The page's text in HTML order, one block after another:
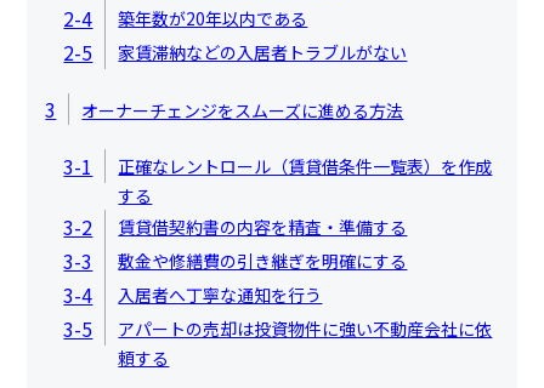
2-4 築年数が20年以内である
2-5 家賃滞納などの入居者トラブルがない
3 オーナーチェンジをスムーズに進める方法
3-1
正確なレントロール（賃貸借条件一覧表）を作成
する
3-2 賃貸借契約書の内容を精査・準備する
3-3 敷金や修繕費の引き継ぎを明確にする
3-4 入居者へ丁寧な通知を行う
3-5
アパートの売却は投資物件に強い不動産会社に依
頼する